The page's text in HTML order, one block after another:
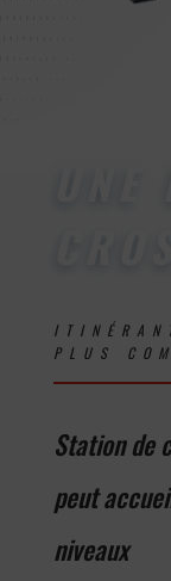
PLUS
Station de
peut
niveaux